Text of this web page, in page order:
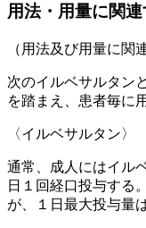
用法・用量に関
（用法及び用量に関
次のイルベサルタン
を踏まえ、患者毎に
〈イルベサルタン〉
通常、成人にはイル
日１回経口投与する
が、１日最大投与量